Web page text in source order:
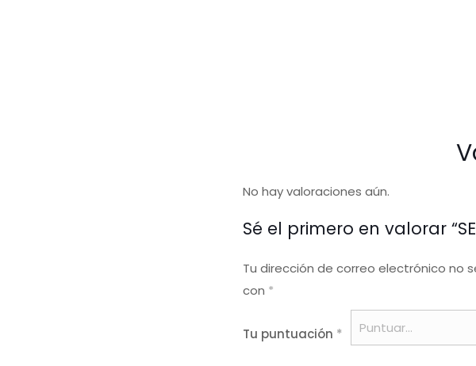
No hay valoraciones aún.
Sé el primero en valorar
Tu dirección de correo electrónico no
con *
Tu puntuación *